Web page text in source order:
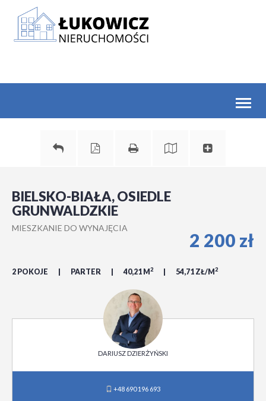
BIELSKO-BIAŁA, OSIEDLE
GRUNWALDZKIE
MIESZKANIE DO WYNAJĘCIA
2 POKOJE PARTER 40,21 M 2 54,71 ZŁ/M 2
2 200 zł
DARIUSZ DZIERŻYŃSKI
+48 690 196 693